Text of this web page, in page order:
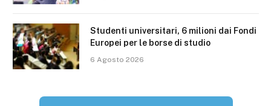
Studenti universitari, 6 milioni dai Fondi
Europei per le borse di studio
6 Agosto 2026